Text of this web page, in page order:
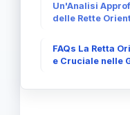
Un'Analisi
delle Rette
FAQs La Retta
e Cruciale nelle